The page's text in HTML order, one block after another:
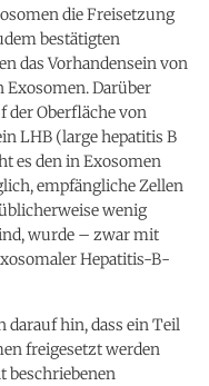
die Freisetzung
bestätigten
das Vorhandensein von
Darüber
der Oberfläche von
LHB (large hepatitis B
es den in Exosomen
empfängliche Zellen
wenig
wurde – zwar mit
Hepatitis-B-
darauf hin, dass ein Teil
freigesetzt werden
beschriebenen